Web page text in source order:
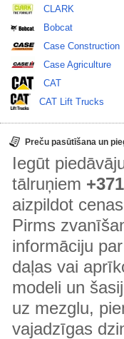
CLARK
Bobcat
Case Construction
Case Agriculture
CAT
CAT Lift Trucks
Preču pasūtīšana un
Iegūt
tālruņiem
aizpildot
Pirms
informāciju
daļas vai
modeli un
uz mezglu,
vajadzīgas